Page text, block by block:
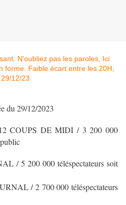
du 29/12/2023
COUPS DE MIDI / 3 200 000
/ 5 200 000 téléspectateurs soit
/ 2 700 000 téléspectateurs